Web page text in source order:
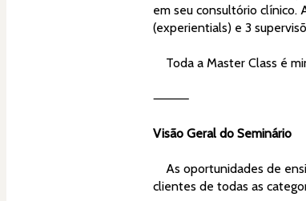
em seu consultório clínico.
(experientials) e 3
Toda a Master Class é
⸻
Visão Geral do Seminário
clientes de todas as